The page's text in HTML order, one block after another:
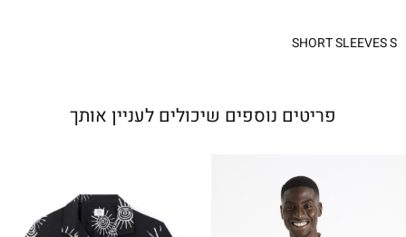
SHORT SLEEVES S
פריטים נוספים שיכולים לעניין אותך